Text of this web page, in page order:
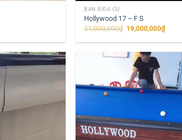
BÀN BIDA CŨ
Hollywood 17 – F S
21,000,000₫ Giá
là:
19,000,000₫Giá
hiện
tại